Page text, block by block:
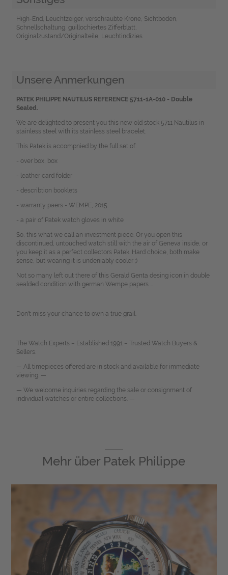
High-End, Leuchtzeiger, verschraubte Krone, Sichtboden,
Schnellschaltung, guillochiertes Zifferblatt,
Originalzustand/Originalteile, Leuchtindizies
Unsere Anmerkungen
PATEK PHILIPPE NAUTILUS REFERENCE 5711-1A-010 - Double
Sealed.
We are delighted to present you this new old stock 5711 Nautilus in
stainless steel with its stainless steel bracelet.
This Patek is accompnied by the full set of:
- over box, box
- leather card folder
- describtion booklets
- warranty paers - WEMPE, 2015.
- a pair of Patek watch gloves in white
So, this what we call an investment piece. Or you open this
discontinued, untouched watch still with the air of Geneva inside, or
you keep it as a perfect collectors Patek. Hard choice, both make
sense, but wearing it is undeniably cooler ;)
Not so many left out there of this Gerald Genta desing icon in double
sealded condition with german Wempe papers …
Don't miss your chance to own a true grail.
The Watch Experts – Established 1991 – Trusted Watch Buyers &
Sellers.
— All timepieces offered are in stock and available for immediate
viewing. —
— We welcome inquiries regarding the sale or consignment of
individual watches or entire collections. —
Mehr über Patek Philippe